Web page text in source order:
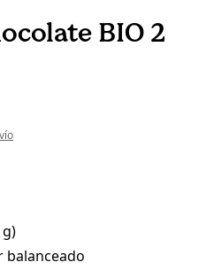
BIO 2
balanceado